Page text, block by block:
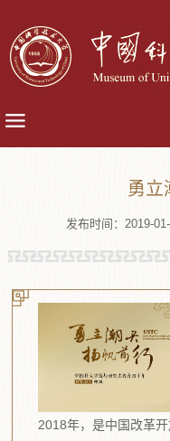
勇立
发布时间：2019-
2018年，是中国改革